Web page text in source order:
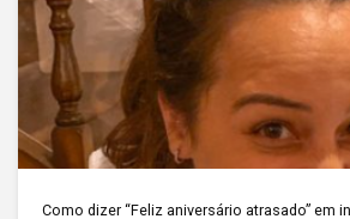
Como dizer “Feliz aniversário atrasado” em